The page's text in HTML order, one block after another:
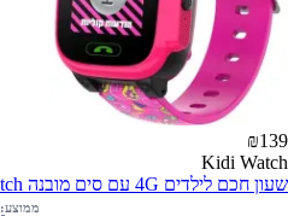
₪139
Kidi Watch
שעון חכם לילדים 4G עם סים מובנה L.O.L - Kidiwatch
ממוצע: ₪